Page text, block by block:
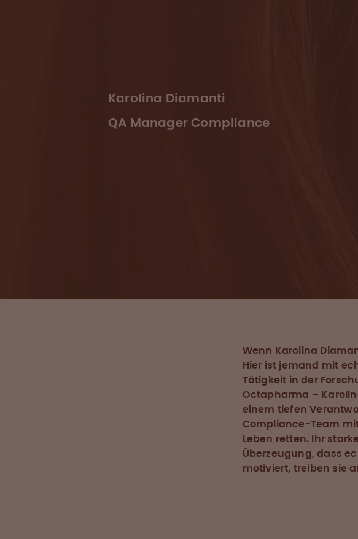
Karolina Diamanti
QA Manager Compliance
Wenn Karolina
Hier ist jemand mit
Tätigkeit in der
Octapharma –
einem tiefen
Compliance-Team
Leben retten. Ihr
Überzeugung, dass
motiviert, treiben sie